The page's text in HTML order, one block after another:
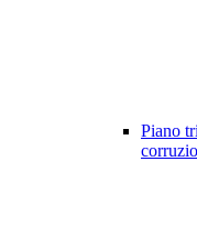
Piano